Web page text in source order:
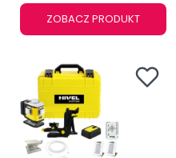
ZOBACZ PRODUKT